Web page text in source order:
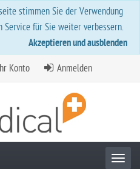
stimmen Sie der Verwendung
Service für Sie weiter verbessern.
Akzeptieren und ausblenden
Ihr Konto Anmelden